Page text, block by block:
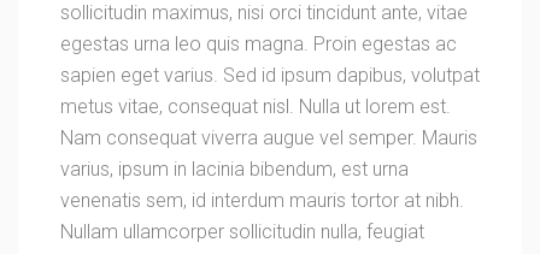
sollicitudin maximus, nisi orci tincidunt ante, vitae
egestas urna leo quis magna. Proin egestas ac
sapien eget varius. Sed id ipsum dapibus, volutpat
metus vitae, consequat nisl. Nulla ut lorem est.
Nam consequat viverra augue vel semper. Mauris
varius, ipsum in lacinia bibendum, est urna
venenatis sem, id interdum mauris tortor at nibh.
Nullam ullamcorper sollicitudin nulla, feugiat